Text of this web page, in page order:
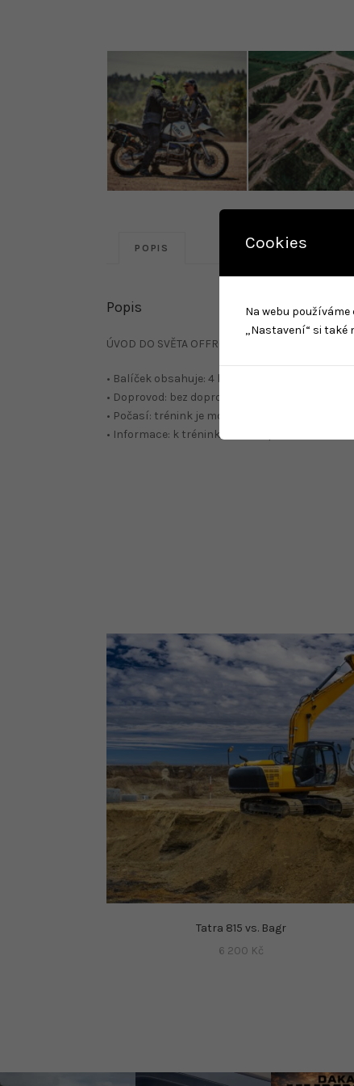
POPIS
Popis
ÚVOD DO SVĚTA OFFROAD PRO CESTOVNÍ
• Balíček obsahuje: 4 hodiny individuálního
• Doprovod: bez doprovodu
• Počasí: trénink je možné čerpat nezávisle na
• Informace: k tréninku budete potřebovat
Tatra 815 vs. Bagr
6 200 Kč
Cookies
Na webu
„Nastavení“ si také